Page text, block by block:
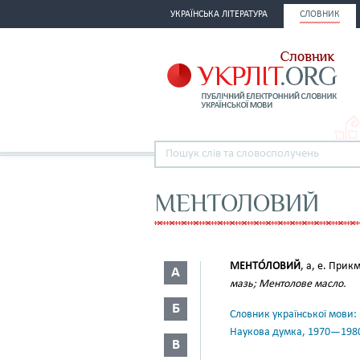
УКРАЇНСЬКА ЛІТЕРАТУРА СЛОВНИК
МЕНТОЛОВИЙ
А
Б
В
МЕНТО́ЛОВИЙ, а, е.
мазь; Ментолове масло.
Словник української
Наукова думка,